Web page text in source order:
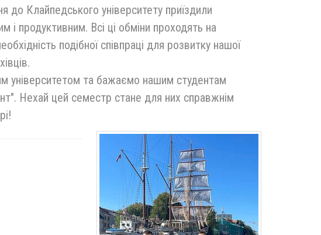
до Клайпедського університету приїздили
продуктивним. Всі ці обміни проходять на
подібної співпраці для розвитку нашої
університетом та бажаємо нашим студентам
Нехай цей семестр стане для них справжнім